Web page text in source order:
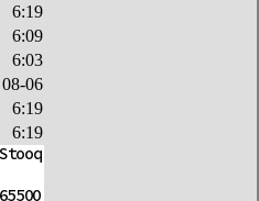
6:19
6:09
6:03
08-06
6:19
6:19